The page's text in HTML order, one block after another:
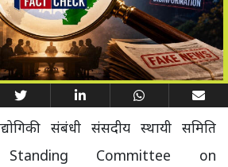
संबंधी संसदीय स्थायी समिति
Standing Committee on